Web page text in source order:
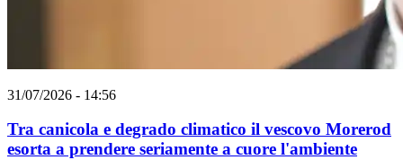
31/07/2026 - 14:56
Tra canicola e degrado climatico il vescovo Morerod
esorta a prendere seriamente a cuore l'ambiente